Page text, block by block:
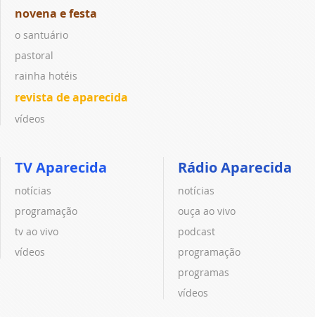
novena e festa
o santuário
pastoral
rainha hotéis
revista de aparecida
vídeos
TV Aparecida
notícias
programação
tv ao vivo
vídeos
Rádio Aparecida
notícias
ouça ao vivo
podcast
programação
programas
vídeos